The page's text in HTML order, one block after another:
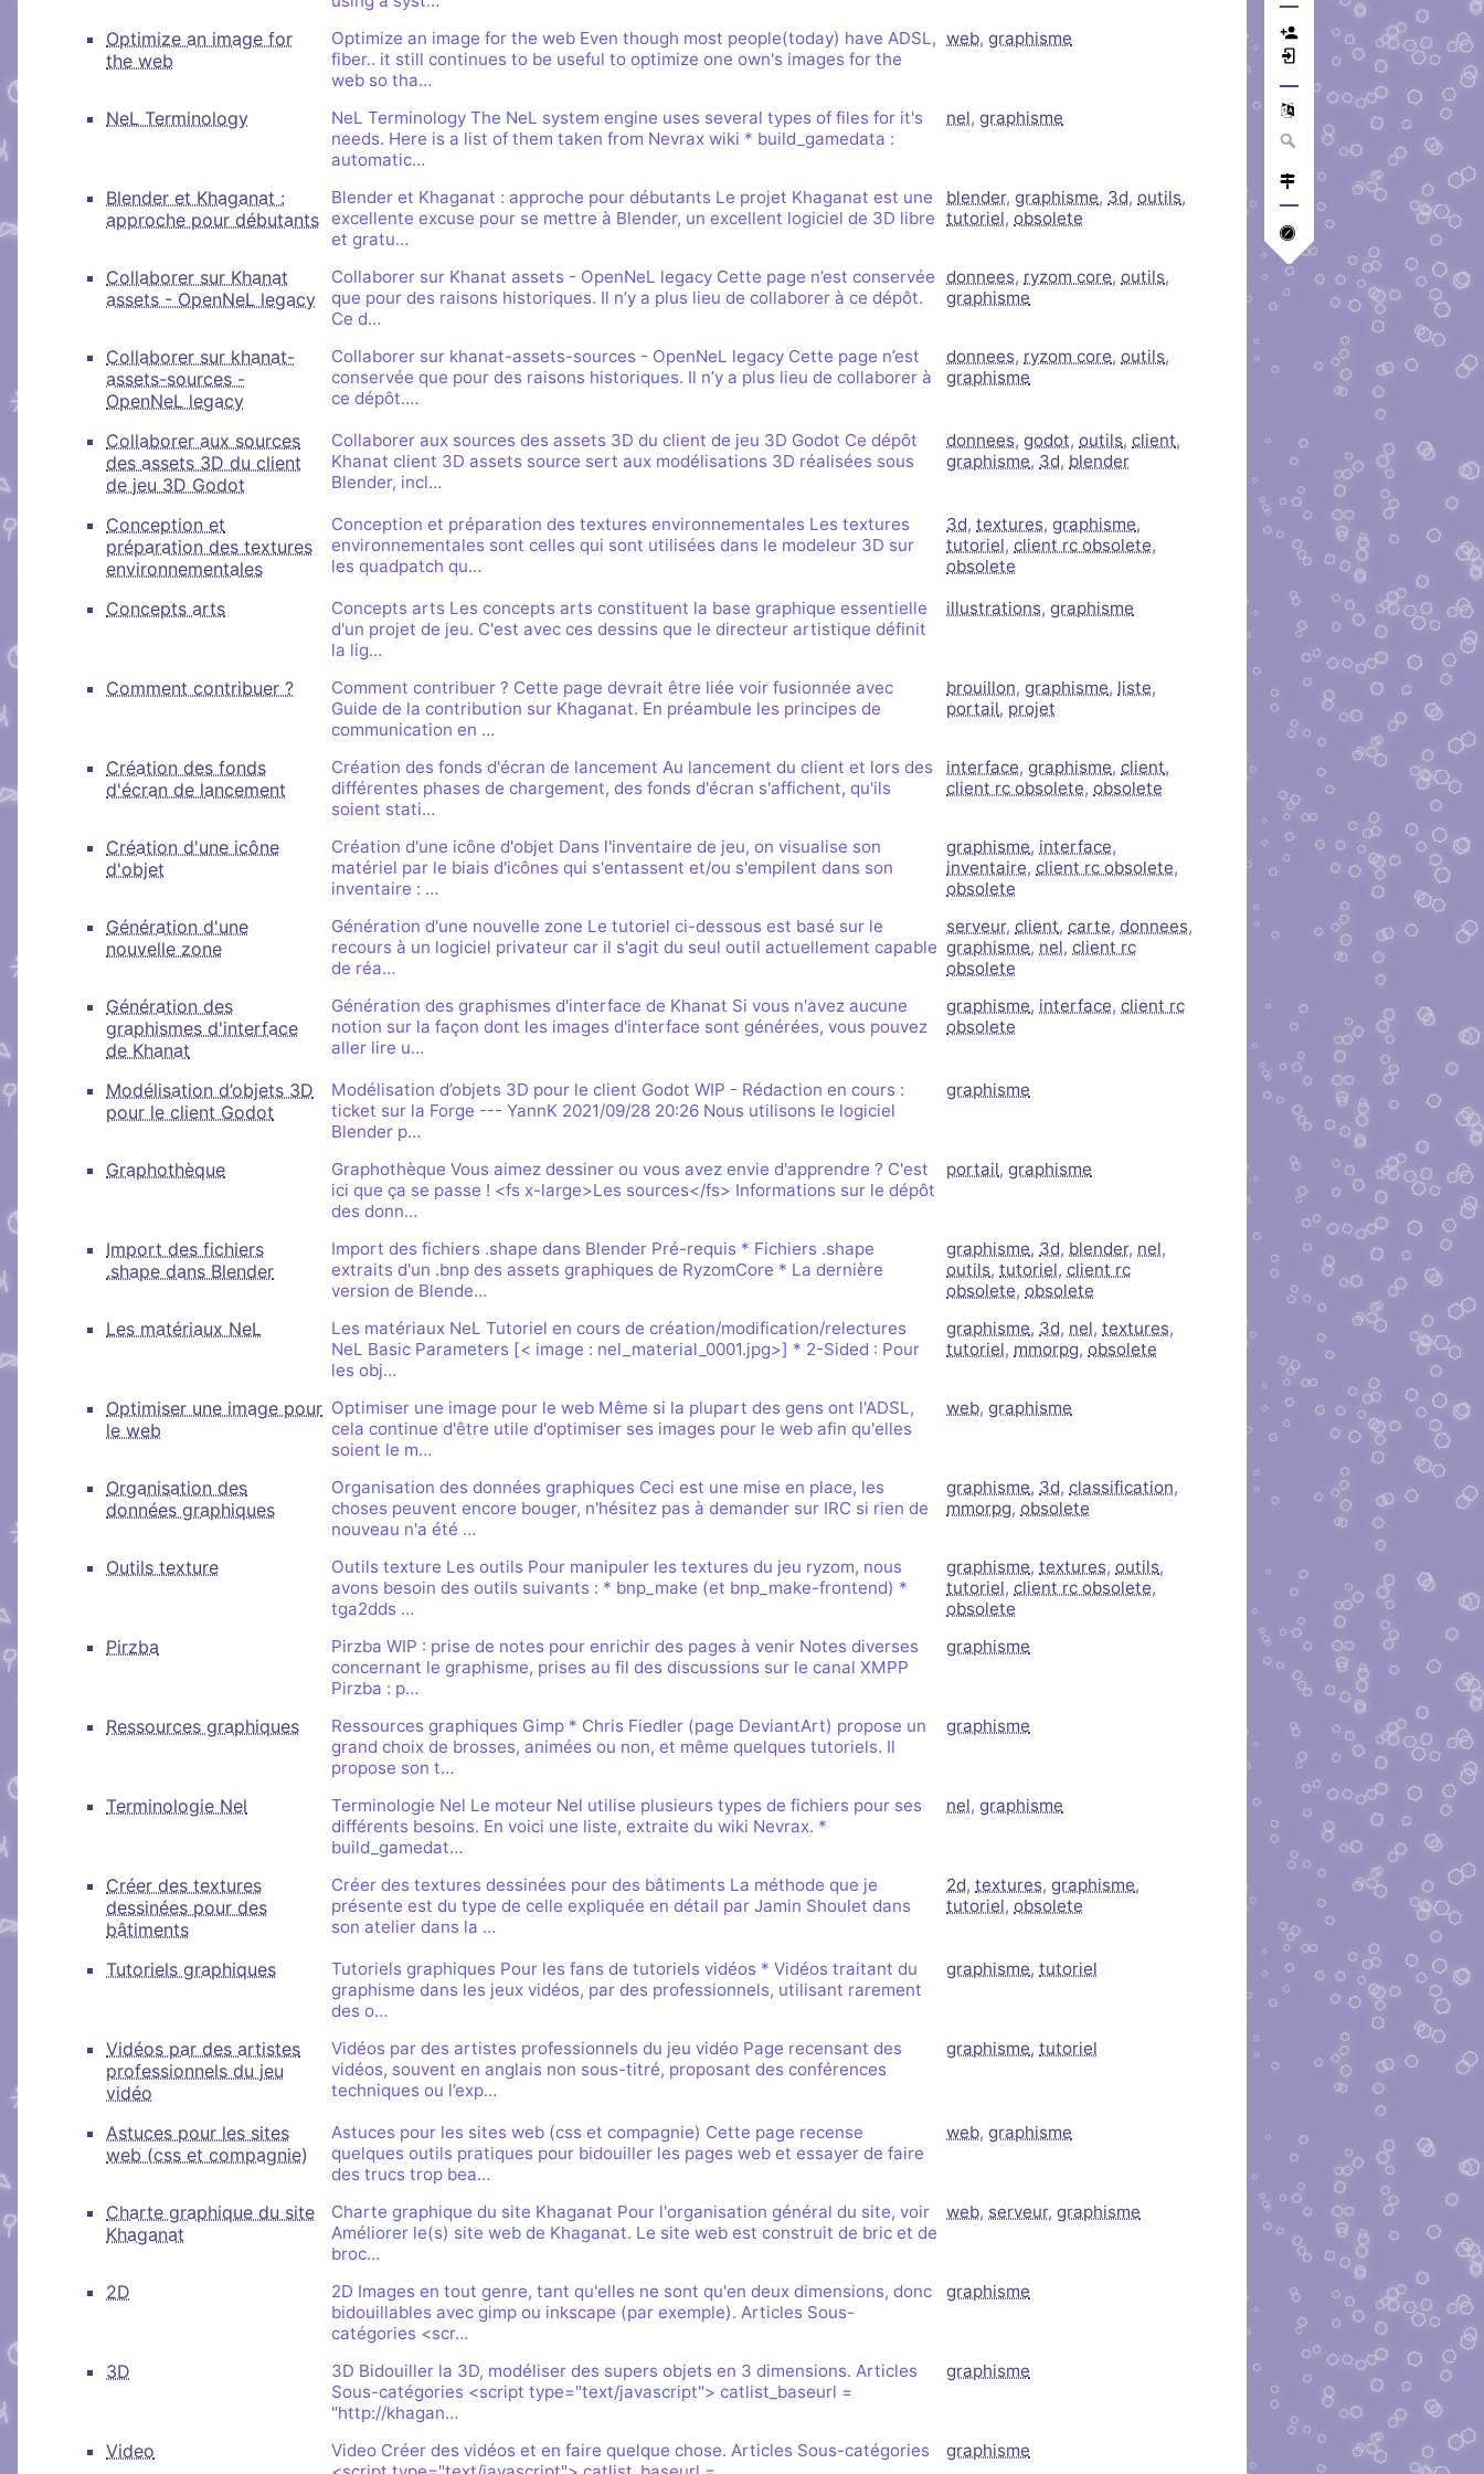
peut s'inscrire, mais limité à 100Mo par
personne si vous n'êtes pas validé.
Salon audio et vidéo, accessible sans
compte, via le navigateur. Allumez vos
micro ! /!\ Ce n'est pas notre outil
XMPP.
Vous cherchez des goodies avec nos
visuels ? Vous pouvez les retrouver sur
stands.
Aider Khaganat
Notre projet vit grâce aux dons, en
nature, en temps ou en argent. Découvrez
comment nous aider, afin que nous
puissions aller encore plus loin !
Optimize an image for
the web
Optimize an image for the web Even though most people(today) have ADSL,
fiber.. it still continues to be useful to optimize one own's images for the
web so tha…
web, graphisme
NeL Terminology
NeL Terminology The NeL system engine uses several types of files for it's
needs. Here is a list of them taken from Nevrax wiki * build_gamedata :
automatic…
nel, graphisme
Blender et Khaganat :
approche pour débutants
Blender et Khaganat : approche pour débutants Le projet Khaganat est une
excellente excuse pour se mettre à Blender, un excellent logiciel de 3D libre
et gratu…
blender, graphisme, 3d, outils,
tutoriel, obsolete
Collaborer sur Khanat
assets - OpenNeL legacy
Collaborer sur Khanat assets - OpenNeL legacy Cette page n’est conservée
que pour des raisons historiques. Il n’y a plus lieu de collaborer à ce dépôt.
Ce d…
donnees, ryzom core, outils,
graphisme
Collaborer sur khanat-
assets-sources -
OpenNeL legacy
Collaborer sur khanat-assets-sources - OpenNeL legacy Cette page n’est
conservée que pour des raisons historiques. Il n’y a plus lieu de collaborer à
ce dépôt.…
donnees, ryzom core, outils,
graphisme
Collaborer aux sources
des assets 3D du client
de jeu 3D Godot
Collaborer aux sources des assets 3D du client de jeu 3D Godot Ce dépôt
Khanat client 3D assets source sert aux modélisations 3D réalisées sous
Blender, incl…
donnees, godot, outils, client,
graphisme, 3d, blender
Conception et
préparation des textures
environnementales
Conception et préparation des textures environnementales Les textures
environnementales sont celles qui sont utilisées dans le modeleur 3D sur
les quadpatch qu…
3d, textures, graphisme,
tutoriel, client rc obsolete,
obsolete
Concepts arts
Concepts arts Les concepts arts constituent la base graphique essentielle
d'un projet de jeu. C'est avec ces dessins que le directeur artistique définit
la lig…
illustrations, graphisme
Comment contribuer ?
Comment contribuer ? Cette page devrait être liée voir fusionnée avec
Guide de la contribution sur Khaganat. En préambule les principes de
communication en …
brouillon, graphisme, liste,
portail, projet
Création des fonds
d'écran de lancement
Création des fonds d'écran de lancement Au lancement du client et lors des
différentes phases de chargement, des fonds d'écran s'affichent, qu'ils
soient stati…
interface, graphisme, client,
client rc obsolete, obsolete
Création d'une icône
d'objet
Création d'une icône d'objet Dans l'inventaire de jeu, on visualise son
matériel par le biais d'icônes qui s'entassent et/ou s'empilent dans son
inventaire : …
graphisme, interface,
inventaire, client rc obsolete,
obsolete
Génération d'une
nouvelle zone
Génération d'une nouvelle zone Le tutoriel ci-dessous est basé sur le
recours à un logiciel privateur car il s'agit du seul outil actuellement capable
de réa…
serveur, client, carte, donnees,
graphisme, nel, client rc
obsolete
Génération des
graphismes d'interface
de Khanat
Génération des graphismes d'interface de Khanat Si vous n'avez aucune
notion sur la façon dont les images d'interface sont générées, vous pouvez
aller lire u…
graphisme, interface, client rc
obsolete
Modélisation d’objets 3D
pour le client Godot
Modélisation d’objets 3D pour le client Godot WIP - Rédaction en cours :
ticket sur la Forge --- YannK 2021/09/28 20:26 Nous utilisons le logiciel
Blender p…
graphisme
Graphothèque
Graphothèque Vous aimez dessiner ou vous avez envie d'apprendre ? C'est
ici que ça se passe ! <fs x-large>Les sources</fs> Informations sur le dépôt
des donn…
portail, graphisme
Import des fichiers
.shape dans Blender
Import des fichiers .shape dans Blender Pré-requis * Fichiers .shape
extraits d'un .bnp des assets graphiques de RyzomCore * La dernière
version de Blende…
graphisme, 3d, blender, nel,
outils, tutoriel, client rc
obsolete, obsolete
Les matériaux NeL
Les matériaux NeL Tutoriel en cours de création/modification/relectures
NeL Basic Parameters [< image : nel_material_0001.jpg>] * 2-Sided : Pour
les obj…
graphisme, 3d, nel, textures,
tutoriel, mmorpg, obsolete
Optimiser une image pour
le web
Optimiser une image pour le web Même si la plupart des gens ont l'ADSL,
cela continue d'être utile d'optimiser ses images pour le web afin qu'elles
soient le m…
web, graphisme
Organisation des
données graphiques
Organisation des données graphiques Ceci est une mise en place, les
choses peuvent encore bouger, n'hésitez pas à demander sur IRC si rien de
nouveau n'a été …
graphisme, 3d, classification,
mmorpg, obsolete
Outils texture
Outils texture Les outils Pour manipuler les textures du jeu ryzom, nous
avons besoin des outils suivants : * bnp_make (et bnp_make-frontend) *
tga2dds …
graphisme, textures, outils,
tutoriel, client rc obsolete,
obsolete
Pirzba
Pirzba WIP : prise de notes pour enrichir des pages à venir Notes diverses
concernant le graphisme, prises au fil des discussions sur le canal XMPP
Pirzba : p…
graphisme
Ressources graphiques
Ressources graphiques Gimp * Chris Fiedler (page DeviantArt) propose un
grand choix de brosses, animées ou non, et même quelques tutoriels. Il
propose son t…
graphisme
Terminologie Nel
Terminologie Nel Le moteur Nel utilise plusieurs types de fichiers pour ses
différents besoins. En voici une liste, extraite du wiki Nevrax. *
build_gamedat…
nel, graphisme
Créer des textures
dessinées pour des
bâtiments
Créer des textures dessinées pour des bâtiments La méthode que je
présente est du type de celle expliquée en détail par Jamin Shoulet dans
son atelier dans la …
2d, textures, graphisme,
tutoriel, obsolete
Tutoriels graphiques
Tutoriels graphiques Pour les fans de tutoriels vidéos * Vidéos traitant du
graphisme dans les jeux vidéos, par des professionnels, utilisant rarement
des o…
graphisme, tutoriel
Vidéos par des artistes
professionnels du jeu
vidéo
Vidéos par des artistes professionnels du jeu vidéo Page recensant des
vidéos, souvent en anglais non sous-titré, proposant des conférences
techniques ou l’exp…
graphisme, tutoriel
Astuces pour les sites
web (css et compagnie)
Astuces pour les sites web (css et compagnie) Cette page recense
quelques outils pratiques pour bidouiller les pages web et essayer de faire
des trucs trop bea…
web, graphisme
Charte graphique du site
Khaganat
Charte graphique du site Khaganat Pour l'organisation général du site, voir
Améliorer le(s) site web de Khaganat. Le site web est construit de bric et de
broc…
web, serveur, graphisme
2D
2D Images en tout genre, tant qu'elles ne sont qu'en deux dimensions, donc
bidouillables avec gimp ou inkscape (par exemple). Articles Sous-
catégories <scr…
graphisme
3D
3D Bidouiller la 3D, modéliser des supers objets en 3 dimensions. Articles
Sous-catégories <script type="text/javascript"> catlist_baseurl =
"http://khagan…
graphisme
Video
Video Créer des vidéos et en faire quelque chose. Articles Sous-catégories
graphisme